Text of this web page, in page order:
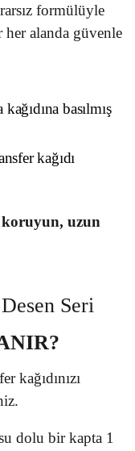
formülüyle
her alanda güvenle
basılmış
kağıdı
koruyun, uzun
Seri
kağıdınızı
dolu bir kapta 1